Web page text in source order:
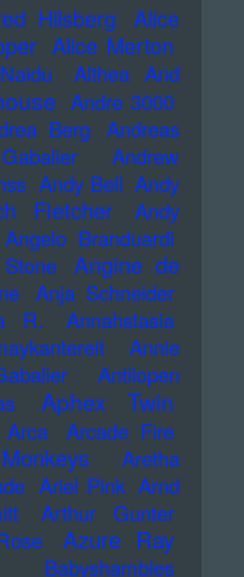
Hilsberg
Alice
Alice Merton
Althea And
Andre 3000
Berg
Andreas
Andrew
Andy Bell Andy
Fletcher
Andy
Angelo Branduardi
Angine de
Anja Schneider
R.
Annahstasia
Annie
Antilopen
Aphex Twin
Arca Arcade Fire
Aretha
Ariel Pink Arnd
Arthur Gunter
Azure Ray
Babyshambles